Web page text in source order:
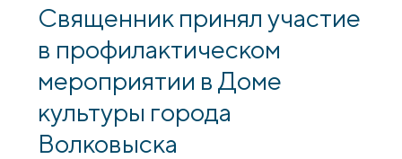
Кирилла
Священник принял участие
в профилактическом
мероприятии в Доме
культуры города
Волковыска